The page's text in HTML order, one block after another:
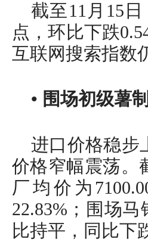
截至11月15
点，环比下跌
互联网搜索指数
• 围场初级薯
进口价格稳步
价格窄幅震荡。
厂均价为
22.83%；围场
比持平，同比下